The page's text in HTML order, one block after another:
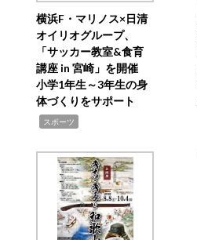
横浜F・マリノス×日清
オイリオグループ、
「サッカー教室&食育
講座 in 宮崎」を開催
小学1年生～3年生の身
体づくりをサポート
スポーツ